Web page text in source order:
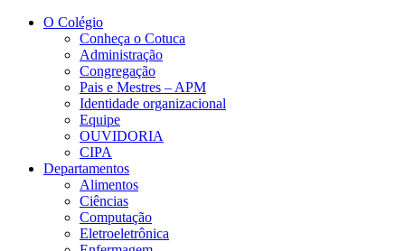
Conteúdo principal
O Colégio
Conheça o Cotuca
Administração
Congregação
Pais e Mestres – APM
Identidade organizacional
Equipe
OUVIDORIA
CIPA
Departamentos
Alimentos
Ciências
Computação
Eletroeletrônica